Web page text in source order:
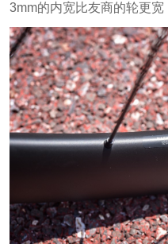
3mm的内宽比友商的轮更宽